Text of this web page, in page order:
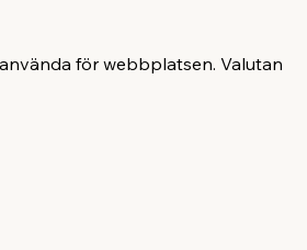
för webbplatsen. Valutan